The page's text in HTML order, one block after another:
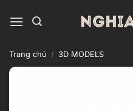
qua
dung
Trang chủ / 3D MODELS